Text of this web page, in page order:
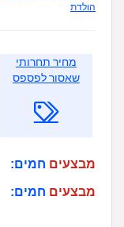
הולדת
מחיר תחרותי
שאסור לפספס
מבצעים חמים:
מבצעים חמים: